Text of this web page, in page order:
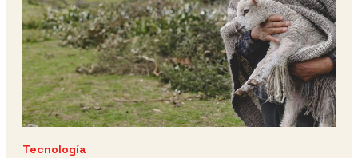
Tecnología